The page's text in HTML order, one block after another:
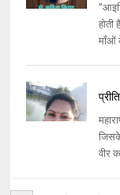
माँओं
वीर